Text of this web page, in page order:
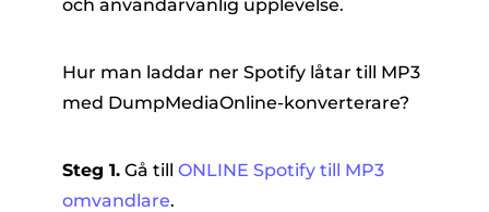
och användarvänlig upplevelse.
Hur man laddar ner Spotify låtar till MP3
med DumpMediaOnline-konverterare?
Steg 1.Gå till ONLINE Spotify till MP3
omvandlare.